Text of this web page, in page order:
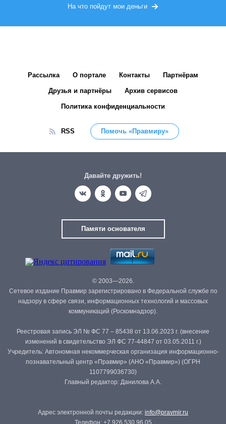
На что пойдут мои деньги
Рассылка О портале Контакты Партнёрам
Друзья и партнёры Архив сервисов
Политика конфиденциальности
RSS Помочь «Правмиру»
Давайте дружить!
Памяти основателя
© 2003—2026.
Сетевое издание Правмир зарегистрировано в Федеральной службе по
надзору в сфере связи, информационных технологий и массовых
коммуникаций (Роскомнадзор).
Реестровая запись ЭЛ № ФС 77 – 85438 от 13.06.2023 г. (внесение
изменений в свидетельство ЭЛ ФС 77-44847 от 03.05.2011 г.)
Учредитель: Автономная некоммерческая организация информационно-
познавательный центр «Правмир» (АНО «Правмир») (ОГРН
1107799036730)
Главный редактор: Данилова А.А.
Адрес электронной почты редакции: info@pravmir.ru
Телефон: +7 926 530 96 05